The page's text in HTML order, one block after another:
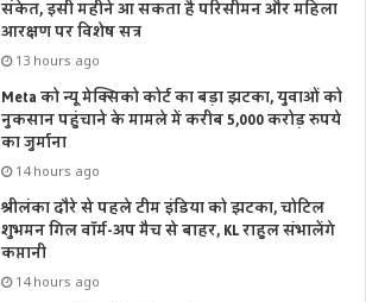
संकेत, इसी महीने आ सकता है परिसीमन और महिला
आरक्षण पर विशेष सत्र
13 hours ago
Meta को न्यू मेक्सिको कोर्ट का बड़ा झटका, युवाओं को
नुकसान पहुंचाने के मामले में करीब 5,000 करोड़ रुपये
का जुर्माना
14 hours ago
श्रीलंका दौरे से पहले टीम इंडिया को झटका, चोटिल
शुभमन गिल वॉर्म-अप मैच से बाहर, KL राहुल संभालेंगे
कप्तानी
14 hours ago